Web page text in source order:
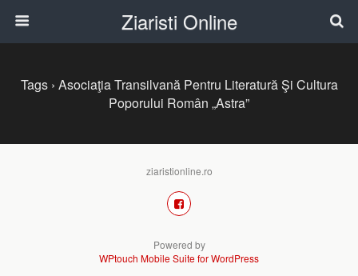
Ziaristi Online
Tags › Asociaţia Transilvană Pentru Literatură Şi Cultura
Poporului Român „Astra”
ziaristionline.ro
Powered by
WPtouch Mobile Suite for WordPress